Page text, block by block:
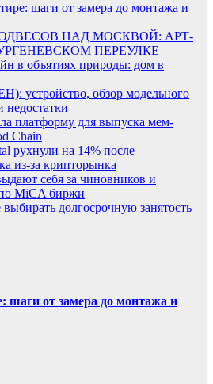
шаги от замера до монтажа и
НАД МОСКВОЙ: АРТ-
ПЕРЕУЛКЕ
в объятиях природы: дом в
устройство, обзор модельного
недостатки
платформу для выпуска мем-
Chain
рухнули на 14% после
из-за крипторынка
себя за чиновников и
MiCA биржи
долгосрочную занятость
шаги от замера до монтажа и